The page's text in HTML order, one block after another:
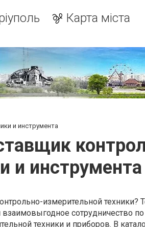
Карта міста
и инструмента
и инструмента
измерительной техники?
сотрудничество
техники и приборов. В